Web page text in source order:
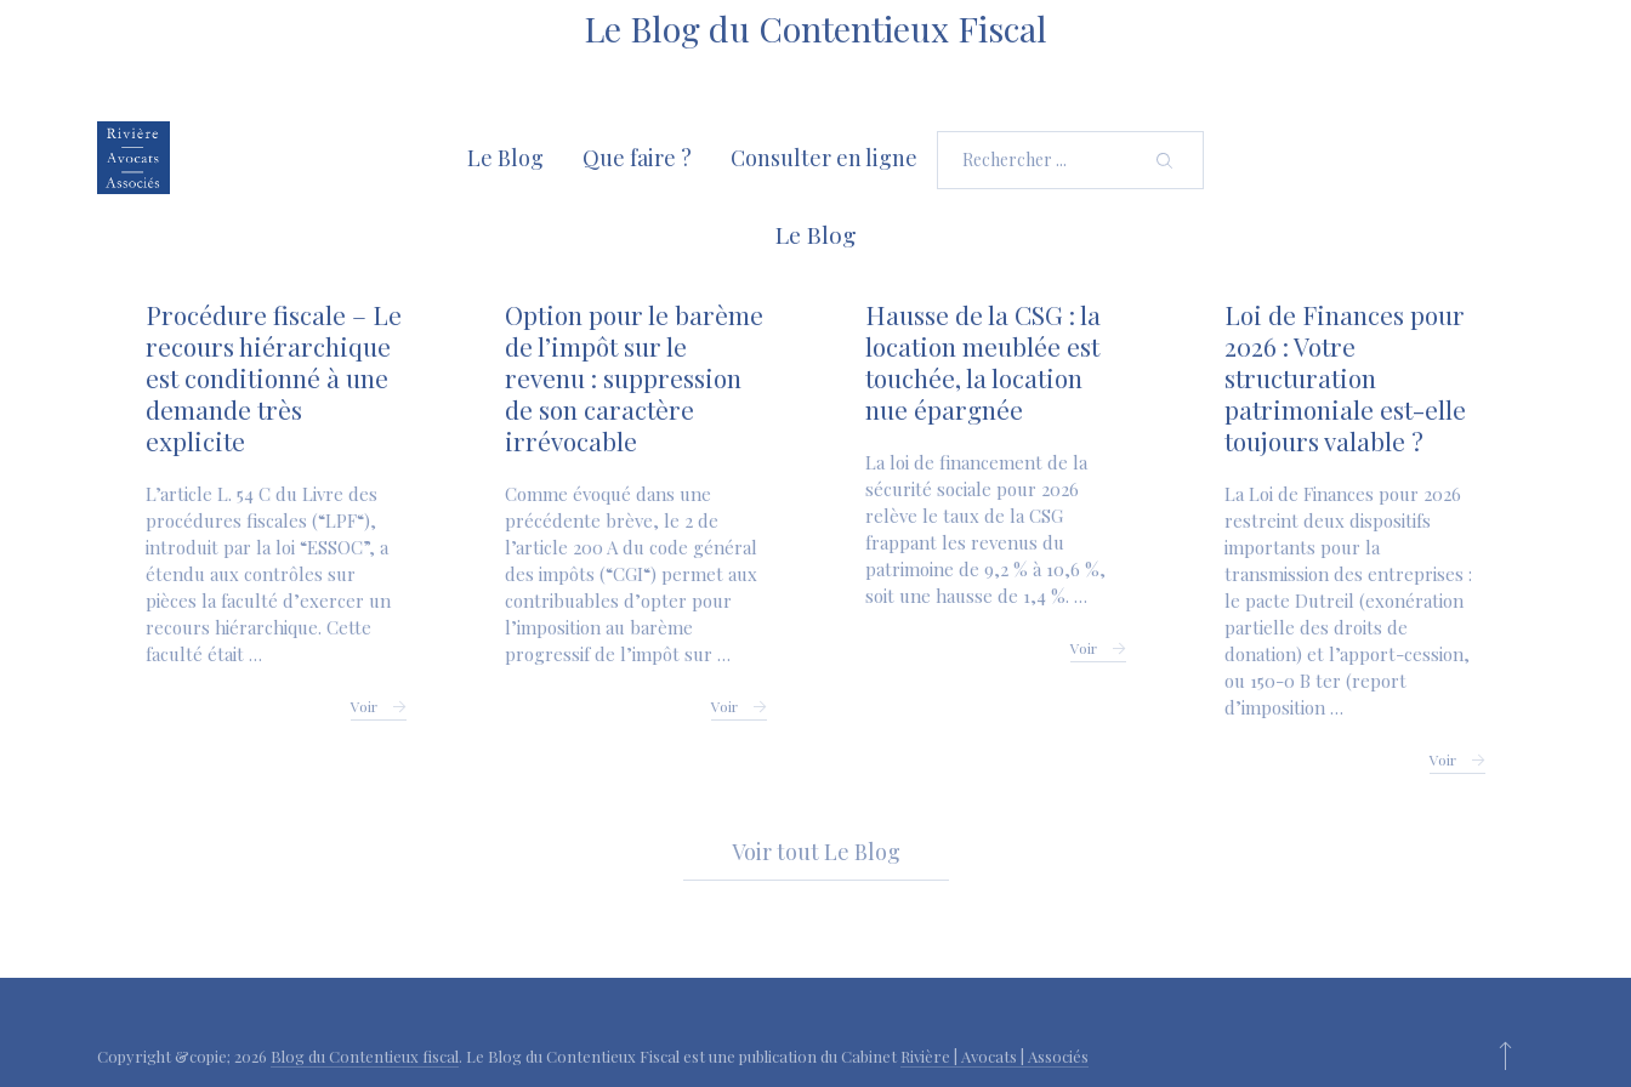
Le Blog du Contentieux Fiscal
Le Blog Que faire ? Consulter en ligne
Le Blog
Procédure fiscale – Le
recours hiérarchique
est conditionné à une
demande très
explicite
L’article L. 54 C du Livre des
procédures fiscales (“LPF“),
introduit par la loi “ESSOC”, a
étendu aux contrôles sur
pièces la faculté d’exercer un
recours hiérarchique. Cette
faculté était …
Voir
Option pour le barème
de l’impôt sur le
revenu : suppression
de son caractère
irrévocable
Comme évoqué dans une
précédente brève, le 2 de
l’article 200 A du code général
des impôts (“CGI“) permet aux
contribuables d’opter pour
l’imposition au barème
progressif de l’impôt sur …
Voir
Hausse de la CSG : la
location meublée est
touchée, la location
nue épargnée
La loi de financement de la
sécurité sociale pour 2026
relève le taux de la CSG
frappant les revenus du
patrimoine de 9,2 % à 10,6 %,
soit une hausse de 1,4 %. …
Voir
Loi de Finances pour
2026 : Votre
structuration
patrimoniale est-elle
toujours valable ?
La Loi de Finances pour 2026
restreint deux dispositifs
importants pour la
transmission des entreprises :
le pacte Dutreil (exonération
partielle des droits de
donation) et l’apport-cession,
ou 150-0 B ter (report
d’imposition …
Voir
Voir tout Le Blog
Copyright &copie; 2026 Blog du Contentieux fiscal. Le Blog du Contentieux Fiscal est une publication du Cabinet Rivière | Avocats | Associés